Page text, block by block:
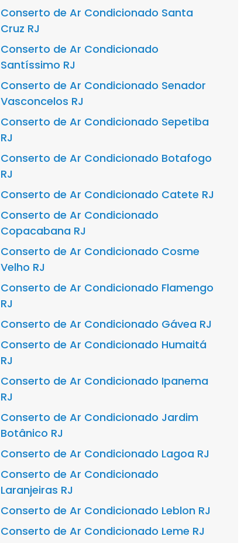
Conserto de Ar Condicionado Santa
Cruz RJ
Conserto de Ar Condicionado
Santíssimo RJ
Conserto de Ar Condicionado Senador
Vasconcelos RJ
Conserto de Ar Condicionado Sepetiba
RJ
Conserto de Ar Condicionado Botafogo
RJ
Conserto de Ar Condicionado Catete RJ
Conserto de Ar Condicionado
Copacabana RJ
Conserto de Ar Condicionado Cosme
Velho RJ
Conserto de Ar Condicionado Flamengo
RJ
Conserto de Ar Condicionado Gávea RJ
Conserto de Ar Condicionado Humaitá
RJ
Conserto de Ar Condicionado Ipanema
RJ
Conserto de Ar Condicionado Jardim
Botânico RJ
Conserto de Ar Condicionado Lagoa RJ
Conserto de Ar Condicionado
Laranjeiras RJ
Conserto de Ar Condicionado Leblon RJ
Conserto de Ar Condicionado Leme RJ